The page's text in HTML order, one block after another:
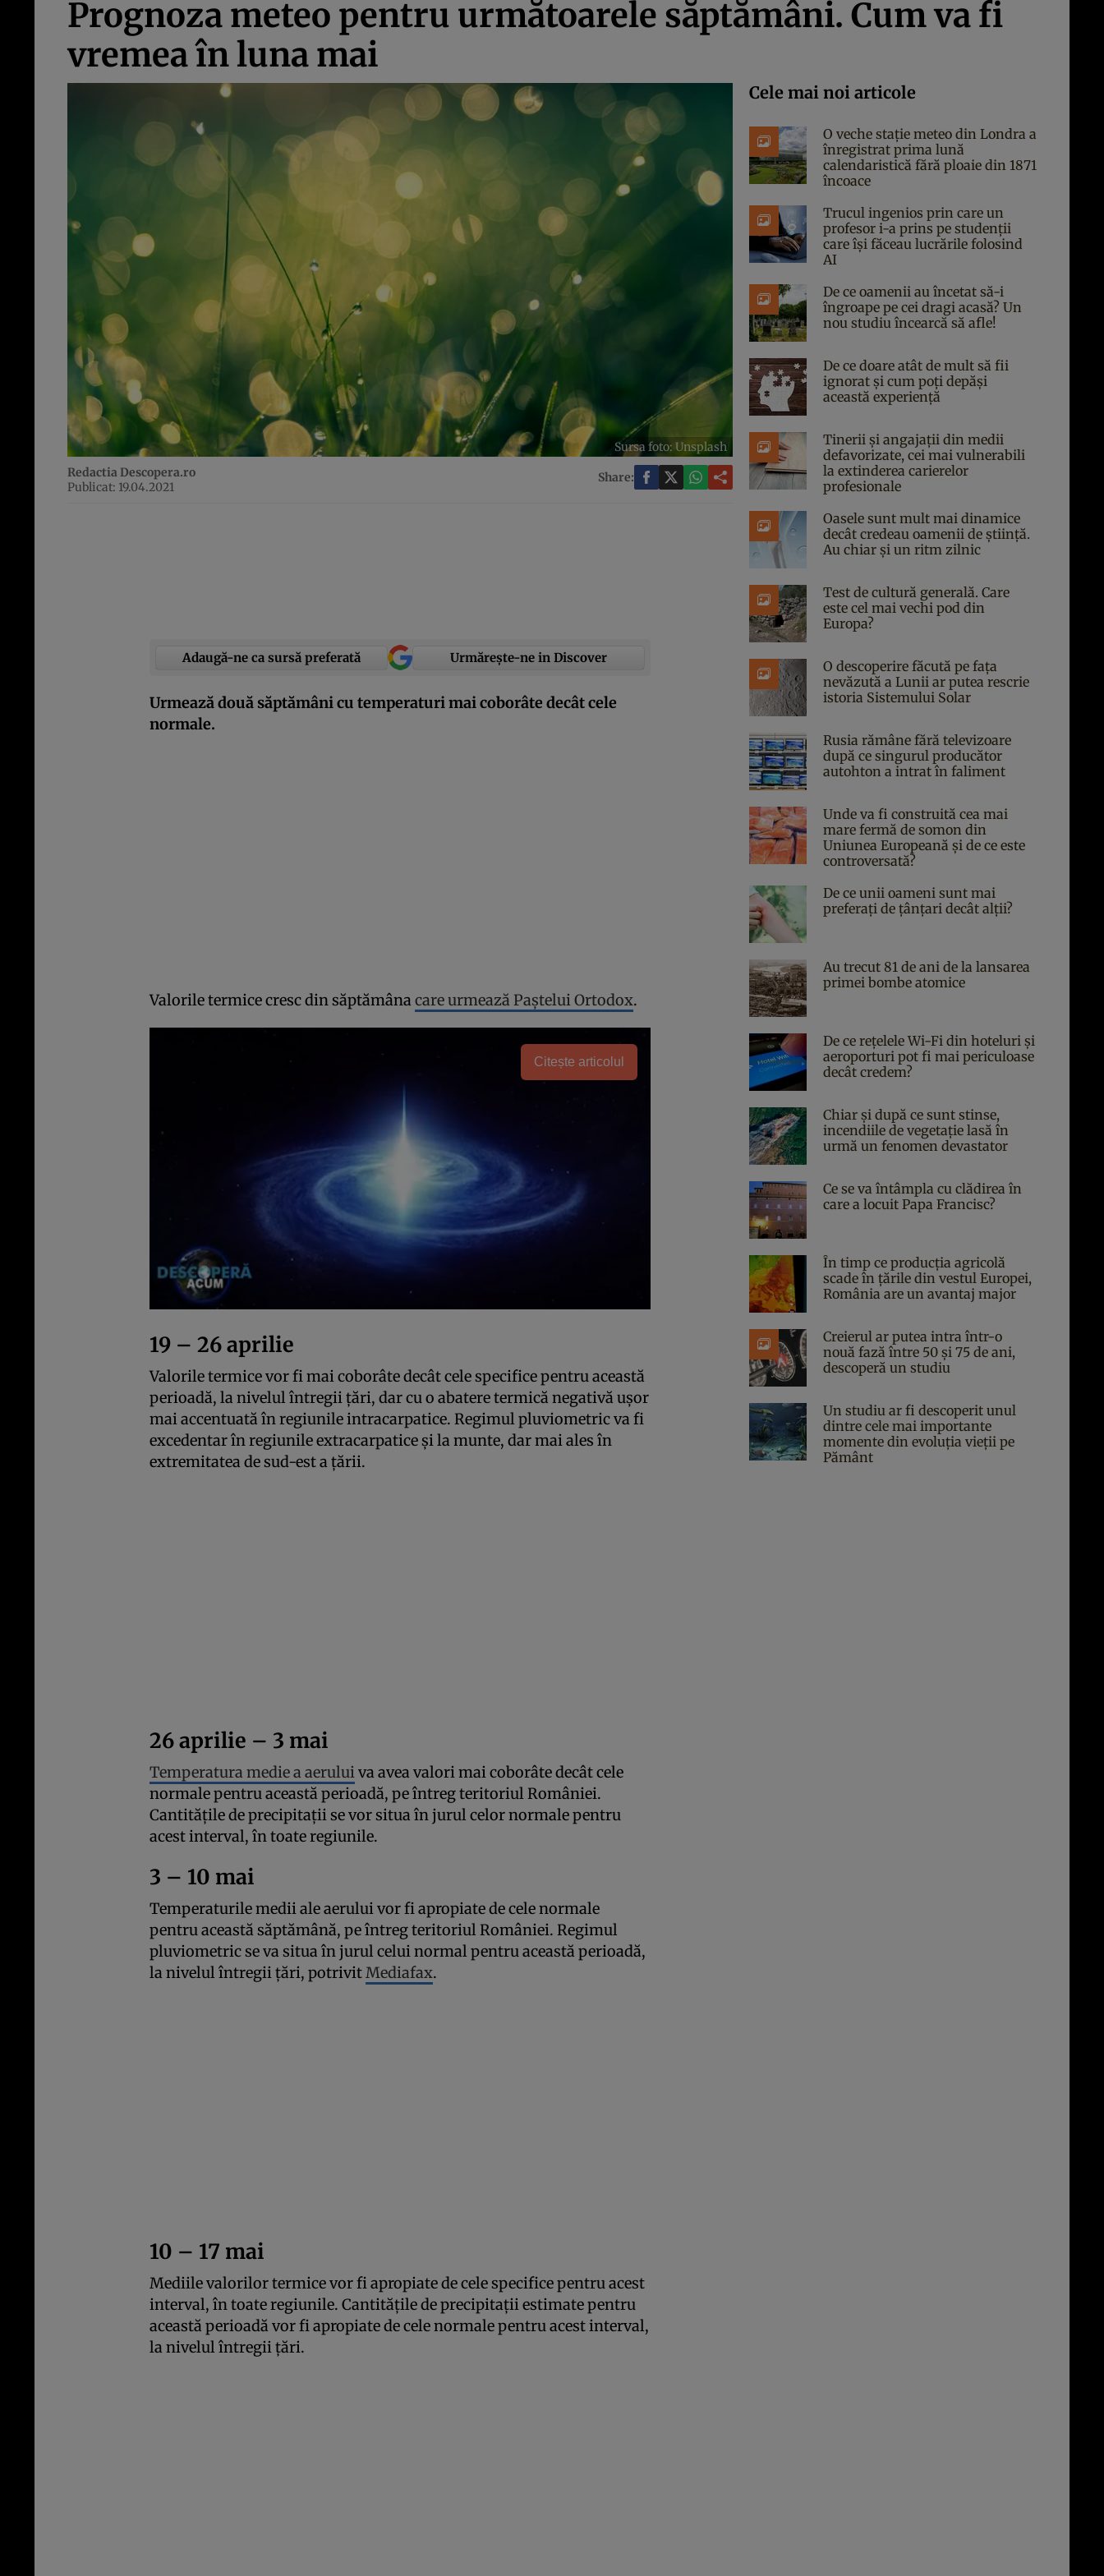
Prognoza meteo pentru următoarele săptămâni. Cum va fi
vremea în luna mai
Sursa foto: Unsplash
Redactia Descopera.ro
Publicat: 19.04.2021
Share:
Adaugă-ne ca sursă preferată Urmărește-ne in Discover
Urmează două săptămâni cu temperaturi mai coborâte decât cele
normale.
Valorile termice cresc din săptămânacare urmează Paștelui Ortodox.
Citește articolul
19 – 26 aprilie
Valorile termice vor fi mai coborâte decât cele specifice pentru această
perioadă, la nivelul întregii țări, dar cu o abatere termică negativă ușor
mai accentuată în regiunile intracarpatice. Regimul pluviometric va fi
excedentar în regiunile extracarpatice și la munte, dar mai ales în
extremitatea de sud-est a țării.
26 aprilie – 3 mai
Temperatura medie a aeruluiva avea valori mai coborâte decât cele
normale pentru această perioadă, pe întreg teritoriul României.
Cantitățile de precipitații se vor situa în jurul celor normale pentru
acest interval, în toate regiunile.
3 – 10 mai
Temperaturile medii ale aerului vor fi apropiate de cele normale
pentru această săptămână, pe întreg teritoriul României. Regimul
pluviometric se va situa în jurul celui normal pentru această perioadă,
la nivelul întregii țări, potrivitMediafax.
10 – 17 mai
Mediile valorilor termice vor fi apropiate de cele specifice pentru acest
interval, în toate regiunile. Cantitățile de precipitații estimate pentru
această perioadă vor fi apropiate de cele normale pentru acest interval,
la nivelul întregii țări.
Cele mai noi articole
O veche stație meteo din Londra a
înregistrat prima lună
calendaristică fără ploaie din 1871
încoace
Trucul ingenios prin care un
profesor i-a prins pe studenții
care își făceau lucrările folosind
AI
De ce oamenii au încetat să-i
îngroape pe cei dragi acasă? Un
nou studiu încearcă să afle!
De ce doare atât de mult să fii
ignorat și cum poți depăși
această experiență
Tinerii și angajații din medii
defavorizate, cei mai vulnerabili
la extinderea carierelor
profesionale
Oasele sunt mult mai dinamice
decât credeau oamenii de știință.
Au chiar și un ritm zilnic
Test de cultură generală. Care
este cel mai vechi pod din
Europa?
O descoperire făcută pe fața
nevăzută a Lunii ar putea rescrie
istoria Sistemului Solar
Rusia rămâne fără televizoare
după ce singurul producător
autohton a intrat în faliment
Unde va fi construită cea mai
mare fermă de somon din
Uniunea Europeană și de ce este
controversată?
De ce unii oameni sunt mai
preferați de țânțari decât alții?
Au trecut 81 de ani de la lansarea
primei bombe atomice
De ce rețelele Wi-Fi din hoteluri și
aeroporturi pot fi mai periculoase
decât credem?
Chiar și după ce sunt stinse,
incendiile de vegetație lasă în
urmă un fenomen devastator
Ce se va întâmpla cu clădirea în
care a locuit Papa Francisc?
În timp ce producția agricolă
scade în țările din vestul Europei,
România are un avantaj major
Creierul ar putea intra într-o
nouă fază între 50 și 75 de ani,
descoperă un studiu
Un studiu ar fi descoperit unul
dintre cele mai importante
momente din evoluția vieții pe
Pământ